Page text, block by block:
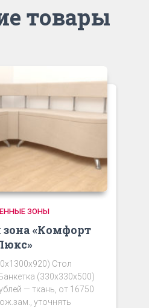
товары
ЗОНЫ
«Комфорт
Стол
(330х330х500)
— ткань, от 16750
уточнять